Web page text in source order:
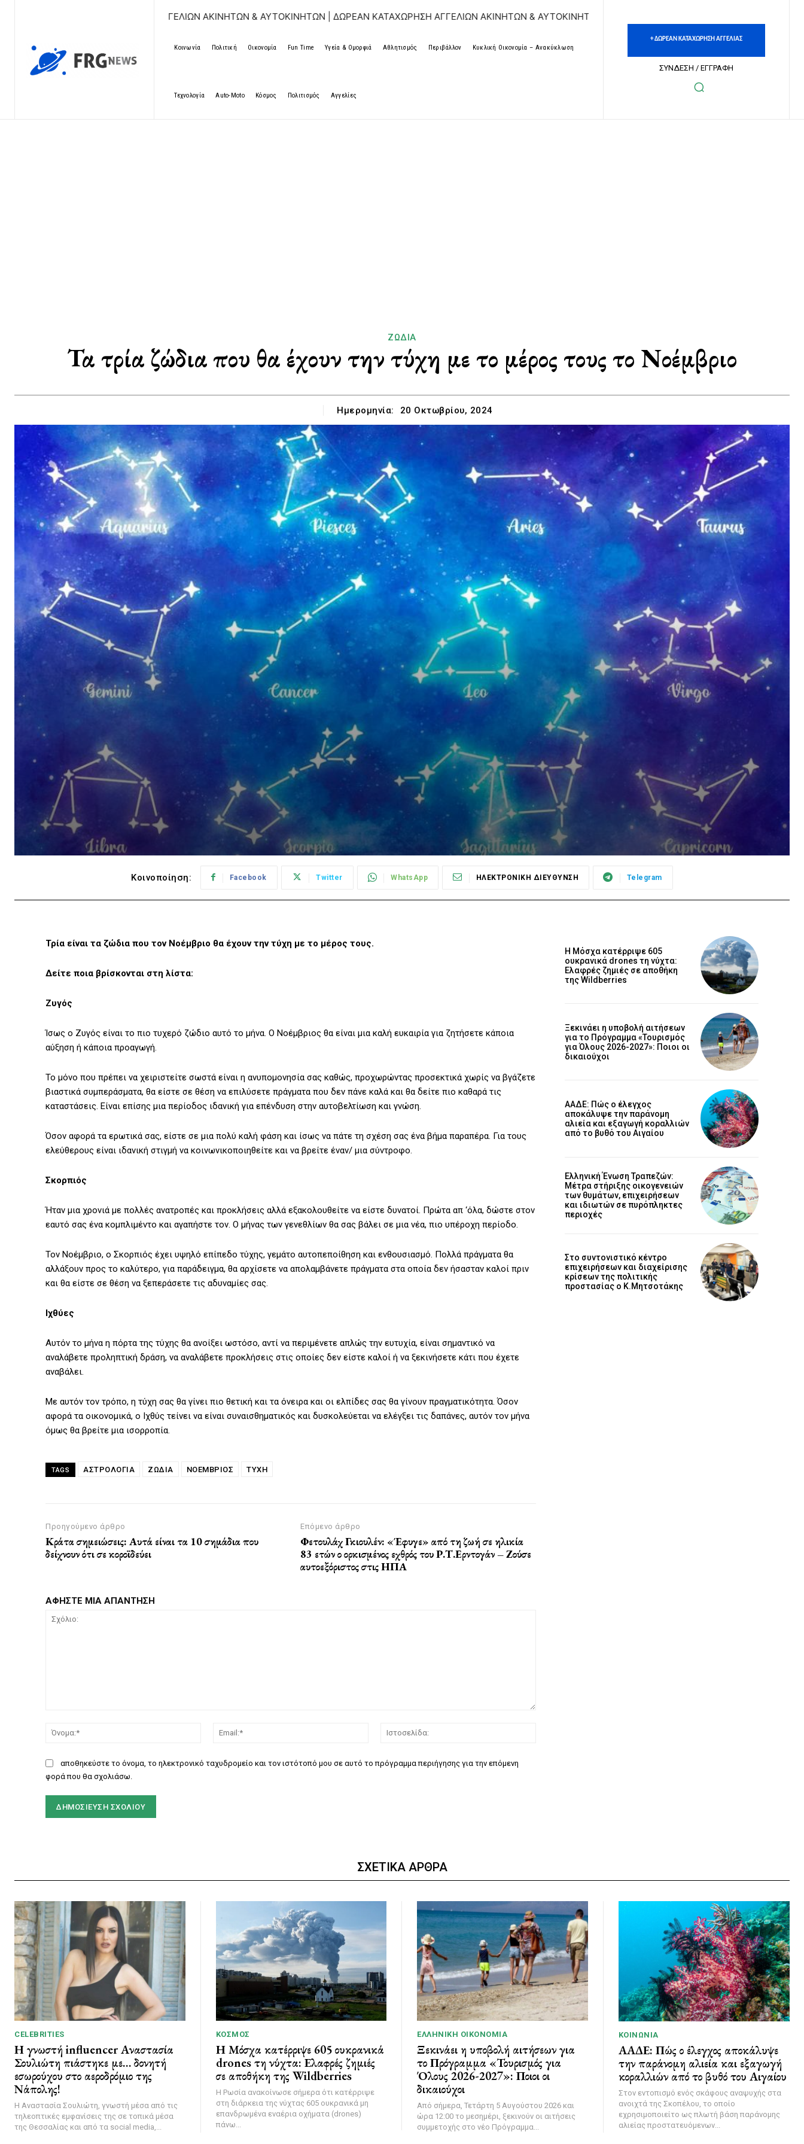
ΚΑΤΑΧΩΡΗΣΗ ΑΓΓΕΛΙΩΝ ΑΚΙΝΗΤΩΝ & ΑΥΤΟΚΙΝΗΤΩΝ | ΔΩΡΕΑΝ ΚΑΤΑΧΩΡΗΣΗ ΑΓΓΕΛΙΩΝ ΑΚΙΝΗΤΩΝ & ΑΥΤΟΚΙΝΗΤΩΝ | ΔΩΡΕΑΝ ΚΑΤΑΧΩΡΗΣΗ ΑΓΓΕΛΙΩΝ ΑΚΙΝΗΤΩΝ &
Κοινωνία Πολιτική Οικονομία Fun Time Υγεία & Ομορφιά Αθλητισμός Περιβάλλον Κυκλική Οικονομία – Ανακύκλωση
Τεχνολογία Auto-Moto Κόσμος Πολιτισμός Αγγελίες
+ ΔΩΡΕΑΝ ΚΑΤΑΧΩΡΗΣΗ ΑΓΓΕΛΙΑΣ
ΣΥΝΔΕΣΗ / ΕΓΓΡΑΦΗ
ΖΏΔΙΑ
Τα τρία ζώδια που θα έχουν την τύχη με το μέρος τους το Νοέμβριο
Ημερομηνία: 20 Οκτωβρίου, 2024
Κοινοποίηση: Facebook Twitter WhatsApp ΗΛΕΚΤΡΟΝΙΚΗ ΔΙΕΥΘΥΝΣΗ Telegram
Τρία είναι τα ζώδια που τον Νοέμβριο θα έχουν την τύχη με το μέρος τους.
Δείτε ποια βρίσκονται στη λίστα:
Ζυγός
Ίσως ο Ζυγός είναι το πιο τυχερό ζώδιο αυτό το μήνα. Ο Νοέμβριος θα είναι μια καλή ευκαιρία για ζητήσετε κάποια
αύξηση ή κάποια προαγωγή.
Το μόνο που πρέπει να χειριστείτε σωστά είναι η ανυπομονησία σας καθώς, προχωρώντας προσεκτικά χωρίς να βγάζετε
βιαστικά συμπεράσματα, θα είστε σε θέση να επιλύσετε πράγματα που δεν πάνε καλά και θα δείτε πιο καθαρά τις
καταστάσεις. Είναι επίσης μια περίοδος ιδανική για επένδυση στην αυτοβελτίωση και γνώση.
Όσον αφορά τα ερωτικά σας, είστε σε μια πολύ καλή φάση και ίσως να πάτε τη σχέση σας ένα βήμα παραπέρα. Για τους
ελεύθερους είναι ιδανική στιγμή να κοινωνικοποιηθείτε και να βρείτε έναν/ μια σύντροφο.
Σκορπιός
Ήταν μια χρονιά με πολλές ανατροπές και προκλήσεις αλλά εξακολουθείτε να είστε δυνατοί. Πρώτα απ ‘όλα, δώστε στον
εαυτό σας ένα κομπλιμέντο και αγαπήστε τον. Ο μήνας των γενεθλίων θα σας βάλει σε μια νέα, πιο υπέροχη περίοδο.
Τον Νοέμβριο, ο Σκορπιός έχει υψηλό επίπεδο τύχης, γεμάτο αυτοπεποίθηση και ενθουσιασμό. Πολλά πράγματα θα
αλλάξουν προς το καλύτερο, για παράδειγμα, θα αρχίσετε να απολαμβάνετε πράγματα στα οποία δεν ήσασταν καλοί πριν
και θα είστε σε θέση να ξεπεράσετε τις αδυναμίες σας.
Ιχθύες
Αυτόν το μήνα η πόρτα της τύχης θα ανοίξει ωστόσο, αντί να περιμένετε απλώς την ευτυχία, είναι σημαντικό να
αναλάβετε προληπτική δράση, να αναλάβετε προκλήσεις στις οποίες δεν είστε καλοί ή να ξεκινήσετε κάτι που έχετε
αναβάλει.
Με αυτόν τον τρόπο, η τύχη σας θα γίνει πιο θετική και τα όνειρα και οι ελπίδες σας θα γίνουν πραγματικότητα. Όσον
αφορά τα οικονομικά, ο Ιχθύς τείνει να είναι συναισθηματικός και δυσκολεύεται να ελέγξει τις δαπάνες, αυτόν τον μήνα
όμως θα βρείτε μια ισορροπία.
TAGS ΑΣΤΡΟΛΟΓΙΑ ΖΩΔΙΑ ΝΟΕΜΒΡΙΟΣ ΤΥΧΗ
Προηγούμενο άρθρο
Κράτα σημειώσεις: Αυτά είναι τα 10 σημάδια που
δείχνουν ότι σε κοροϊδεύει
Επόμενο άρθρο
Φετουλάχ Γκιουλέν: «Έφυγε» από τη ζωή σε ηλικία
83 ετών ο ορκισμένος εχθρός του Ρ.Τ.Ερντογάν – Ζούσε
αυτοεξόριστος στις ΗΠΑ
ΑΦΗΣΤΕ ΜΙΑ ΑΠΑΝΤΗΣΗ
Όνομα:*
Email:*
αποθηκεύστε το όνομα, το ηλεκτρονικό ταχυδρομείο και τον ιστότοπό μου σε αυτό το πρόγραμμα περιήγησης για την επόμενη
φορά που θα σχολιάσω.
Η Μόσχα κατέρριψε 605
ουκρανικά drones τη νύχτα:
Ελαφρές ζημιές σε αποθήκη
της Wildberries
Ξεκινάει η υποβολή αιτήσεων
για το Πρόγραμμα «Τουρισμός
για Όλους 2026-2027»: Ποιοι οι
δικαιούχοι
ΑΑΔΕ: Πώς ο έλεγχος
αποκάλυψε την παράνομη
αλιεία και εξαγωγή κοραλλιών
από το βυθό του Αιγαίου
Ελληνική Ένωση Τραπεζών:
Μέτρα στήριξης οικογενειών
των θυμάτων, επιχειρήσεων
και ιδιωτών σε πυρόπληκτες
περιοχές
Στο συντονιστικό κέντρο
επιχειρήσεων και διαχείρισης
κρίσεων της πολιτικής
προστασίας ο Κ.Μητσοτάκης
ΣΧΕΤΙΚΑ ΑΡΘΡΑ
CELEBRITIES
Η γνωστή influencer Αναστασία
Σουλιώτη πιάστηκε με… δονητή
εσωρούχου στο αεροδρόμιο της
Νάπολης!
Η Αναστασία Σουλιώτη, γνωστή μέσα από τις
τηλεοπτικές εμφανίσεις της σε τοπικά μέσα
της Θεσσαλίας και από τα social media,...
ΚΌΣΜΟΣ
Η Μόσχα κατέρριψε 605 ουκρανικά
drones τη νύχτα: Ελαφρές ζημιές
σε αποθήκη της Wildberries
Η Ρωσία ανακοίνωσε σήμερα ότι κατέρριψε
στη διάρκεια της νύχτας 605 ουκρανικά μη
επανδρωμένα εναέρια οχήματα (drones)
πάνω...
ΕΛΛΗΝΙΚΉ ΟΙΚΟΝΟΜΊΑ
Ξεκινάει η υποβολή αιτήσεων για
το Πρόγραμμα «Τουρισμός για
Όλους 2026-2027»: Ποιοι οι
δικαιούχοι
Από σήμερα, Τετάρτη 5 Αυγούστου 2026 και
ώρα 12:00 το μεσημέρι, ξεκινούν οι αιτήσεις
συμμετοχής στο νέο Πρόγραμμα...
ΚΟΙΝΩΝΊΑ
ΑΑΔΕ: Πώς ο έλεγχος αποκάλυψε
την παράνομη αλιεία και εξαγωγή
κοραλλιών από το βυθό του Αιγαίου
Στον εντοπισμό ενός σκάφους αναψυχής στα
ανοιχτά της Σκοπέλου, το οποίο
εχρησιμοποιείτο ως πλωτή βάση παράνομης
αλιείας προστατευόμενων...